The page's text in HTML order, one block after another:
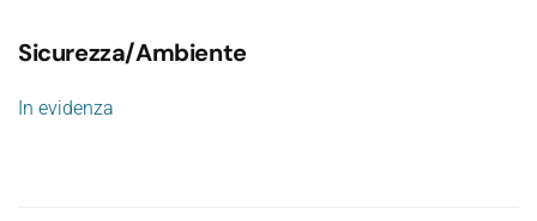
Sicurezza/Ambiente
In evidenza